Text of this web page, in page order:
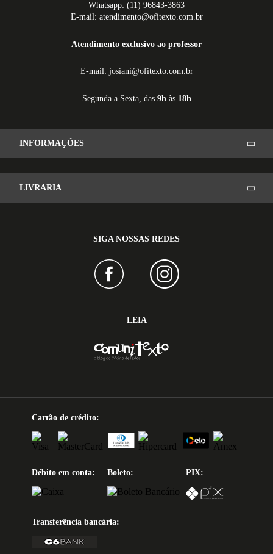
Whatsapp: (11) 96843-3863
E-mail: atendimento@ofitexto.com.br
Atendimento exclusivo ao professor
E-mail: josiani@ofitexto.com.br
Segunda a Sexta, das 9hàs 18h
INFORMAÇÕES
LIVRARIA
SIGA NOSSAS REDES
LEIA
Cartão de crédito:
Débito em conta: Boleto: PIX:
Transferência bancária: